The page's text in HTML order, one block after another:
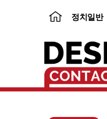
뉴
홈
정치일반